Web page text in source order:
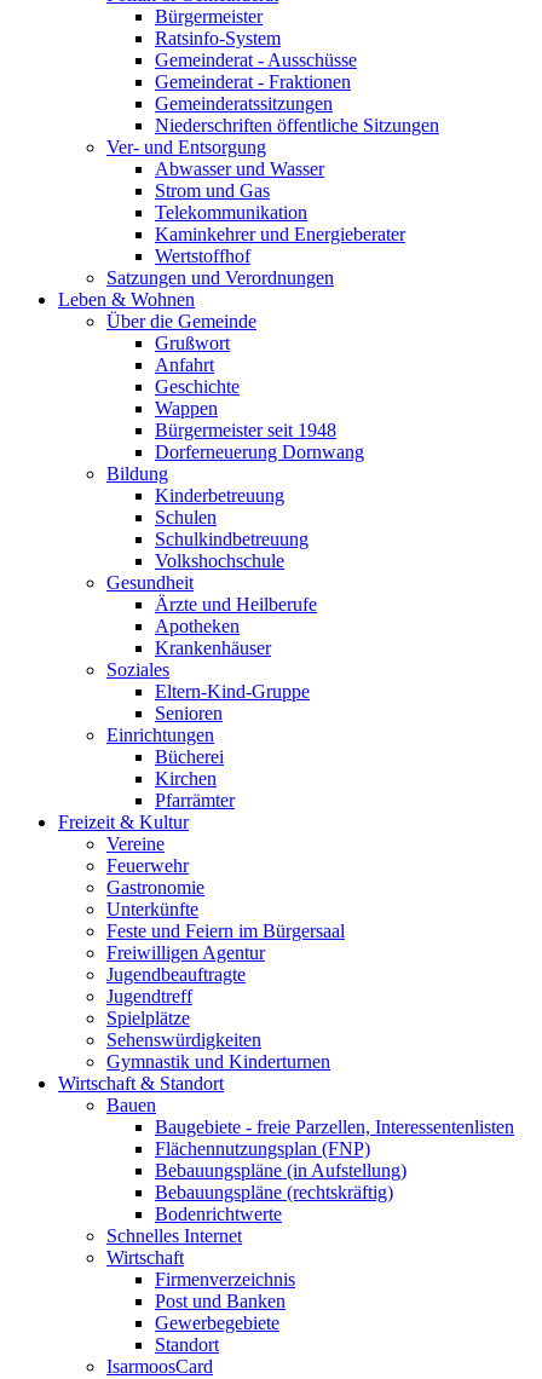
Bürgermeister
Ratsinfo-System
Gemeinderat - Ausschüsse
Gemeinderat - Fraktionen
Gemeinderatssitzungen
Niederschriften öffentliche Sitzungen
Ver- und Entsorgung
Abwasser und Wasser
Strom und Gas
Telekommunikation
Kaminkehrer und Energieberater
Wertstoffhof
Satzungen und Verordnungen
Leben & Wohnen
Über die Gemeinde
Grußwort
Anfahrt
Geschichte
Wappen
Bürgermeister seit 1948
Dorferneuerung Dornwang
Bildung
Kinderbetreuung
Schulen
Schulkindbetreuung
Volkshochschule
Gesundheit
Ärzte und Heilberufe
Apotheken
Krankenhäuser
Soziales
Eltern-Kind-Gruppe
Senioren
Einrichtungen
Bücherei
Kirchen
Pfarrämter
Freizeit & Kultur
Vereine
Feuerwehr
Gastronomie
Unterkünfte
Feste und Feiern im Bürgersaal
Freiwilligen Agentur
Jugendbeauftragte
Jugendtreff
Spielplätze
Sehenswürdigkeiten
Gymnastik und Kinderturnen
Wirtschaft & Standort
Bauen
Baugebiete - freie Parzellen, Interessentenlisten
Flächennutzungsplan (FNP)
Bebauungspläne (in Aufstellung)
Bebauungspläne (rechtskräftig)
Bodenrichtwerte
Schnelles Internet
Wirtschaft
Firmenverzeichnis
Post und Banken
Gewerbegebiete
Standort
IsarmoosCard